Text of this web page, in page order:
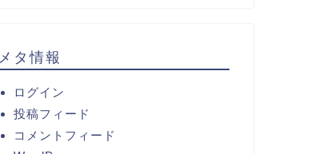
メタ情報
ログイン
投稿フィード
コメントフィード